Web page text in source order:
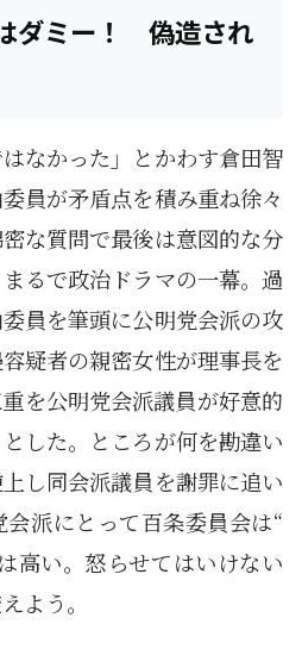
ダミー！ 偽造され
はなかった」とかわす倉田智
員が矛盾点を積み重ね徐々
な質問で最後は意図的な分
るで政治ドラマの一幕。過
員を筆頭に公明党会派の攻
疑者の親密女性が理事長を
を公明党会派議員が好意的
した。ところが何を勘違い
し同会派議員を謝罪に追い
派にとって百条委員会は“
高い。怒らせてはいけない
よう。